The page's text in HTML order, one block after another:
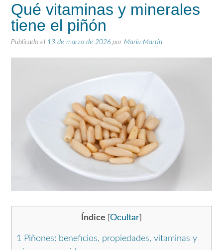
Qué vitaminas y minerales
tiene el piñón
Publicado el 13 de marzo de 2026 por María Martín
Índice Ocultar
1 Piñones: beneficios, propiedades, vitaminas y